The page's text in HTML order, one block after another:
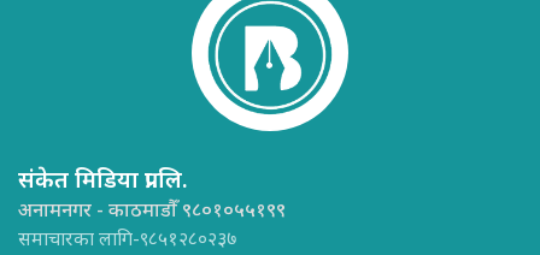
संकेत मिडिया प्रा.लि.
अनामनगर - काठमाडौँ ९८०१०५५१९९
समाचारका लागि-९८५१२८०२३७